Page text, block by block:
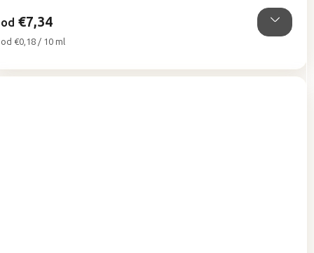
od €7,34
Jednotková
od €0,18 / 10 ml